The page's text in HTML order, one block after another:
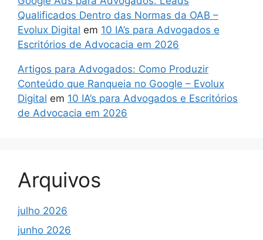
Qualificados Dentro das Normas da OAB –
Evolux Digital em 10 IA’s para Advogados e
Escritórios de Advocacia em 2026
Artigos para Advogados: Como Produzir
Conteúdo que Ranqueia no Google – Evolux
Digital em 10 IA’s para Advogados e Escritórios
de Advocacia em 2026
Arquivos
julho 2026
junho 2026